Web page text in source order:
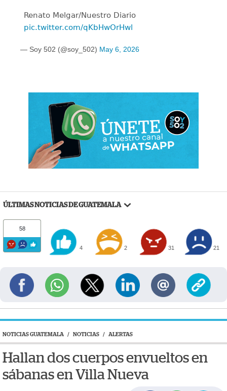
Renato Melgar/Nuestro Diario
pic.twitter.com/qKbHwOrHwl
— Soy 502 (@soy_502) May 6, 2026
ÚLTIMAS NOTICIAS DE GUATEMALA
58
4 2 31 21
NOTICIAS GUATEMALA / NOTICIAS / ALERTAS
Hallan dos cuerpos envueltos en
sábanas en Villa Nueva